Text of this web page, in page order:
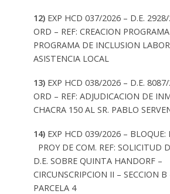
12) EXP HCD 037/2026 – D.E.
ORD – REF: CREACION PROGRAMA
PROGRAMA DE INCLUSION
ASISTENCIA LOCAL
13) EXP HCD 038/2026 – D.E.
ORD – REF: ADJUDICACION DE
CHACRA 150 AL SR. PABLO
14) EXP HCD 039/2026 – BLOQUE:
PROY DE COM. REF: SOLICITUD
D.E. SOBRE QUINTA HANDORF –
CIRCUNSCRIPCION II – SECCION B
PARCELA 4